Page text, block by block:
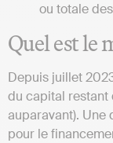
ou totale
Quel est le
Depuis juillet
du capital restant
auparavant).
pour le